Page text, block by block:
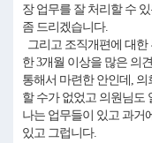
장 업무를 잘 처리할 수
좀 드리겠습니다.
그리고 조직개편에 대
한 3개월 이상을 많은 의
통해서 마련한 안인데,
할 수가 없었고 의원님도
나는 업무들이 있고 과거
있고 그럽니다.